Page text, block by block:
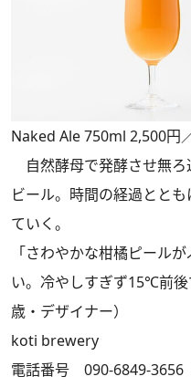
Naked Ale 750ml 2,500
自然酵母で発酵させ無ろ
ビール。時間の経過とと
ていく。
「さわやかな柑橘ピール
い。冷やしすぎず15℃前
歳・デザイナー）
koti brewery
電話番号 090-6849-3656